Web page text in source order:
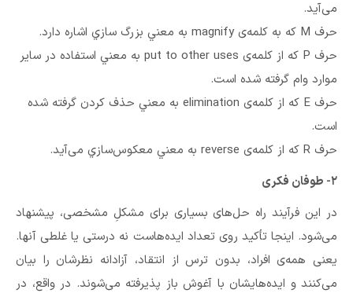
می‌آید.
حرف M که به كلمه‌ی magnify به معني بزرگ سازي اشاره دارد.
حرف P که از كلمه‌ی put to other uses به معني استفاده در ساير
موارد وام گرفته شده است.
حرف E که از كلمه‌ی elimination به معني حذف كردن گرفته شده
است.
حرف R که از كلمه‌ی reverse به معني معكوس‌سازي می‌آید.
۲- طوفان فکری
در این فرآیند راه حل‌های بسیاری برای مشکلِ مشخصی، پیشنهاد
می‌شود. اینجا تأکید روی تعداد ایده‌هاست نه درستی یا غلطی آنها.
یعنی همه‌ی افراد، بدون ترس از انتقاد، آزادانه نظرشان را بیان
می‌کنند و ایده‌هایشان با آغوش باز پذیرفته می‌شوند. در واقع، در